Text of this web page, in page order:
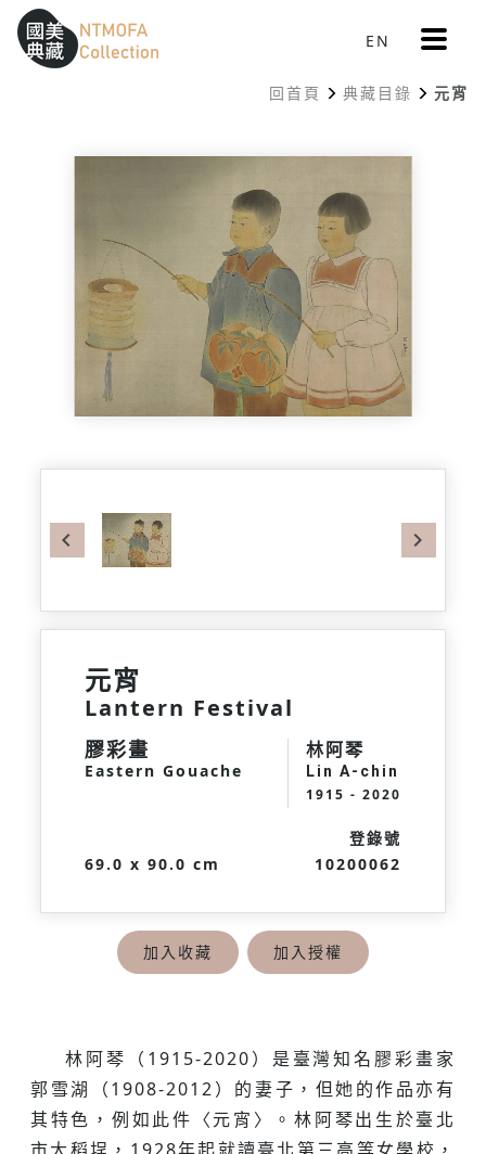
跳到中間主要內容區
網站導覽
::: EN 更
多
單
回首頁 典藏目錄 元宵
Previous
元宵
Lantern Festival
膠彩畫
Eastern Gouache
林阿琴
Lin A-chin
1915 - 2020
69.0 x 90.0 cm
登錄號
10200062
加入收藏 加入授權
林阿琴（1915-2020）是臺灣知名膠彩畫家
郭雪湖（1908-2012）的妻子，但她的作品亦有
其特色，例如此件〈元宵〉。林阿琴出生於臺北